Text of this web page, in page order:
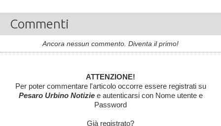
Commenti
Ancora nessun commento. Diventa il primo!
ATTENZIONE!
Per poter commentare l'articolo occorre essere registrati su
Pesaro Urbino Notiziee autenticarsi con Nome utente e
Password
Già registrato?